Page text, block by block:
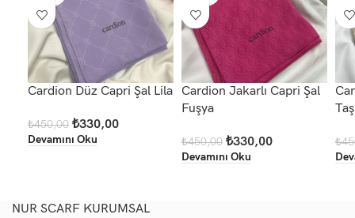
Cardion Düz Capri Şal Lila
₺450,00 ₺330,00
Devamını Oku
Cardion Jakarlı Capri Şal
Fuşya
₺450,00 ₺330,00
Devamını Oku
Taş
₺
NUR SCARF KURUMSAL